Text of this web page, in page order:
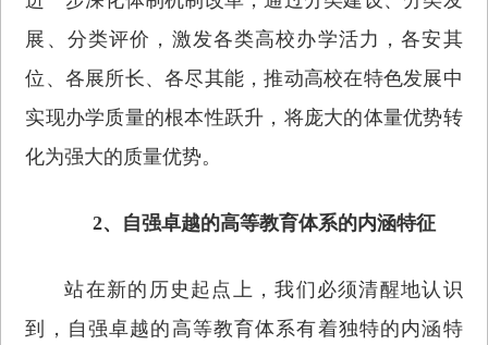
展、分类评价，激发各类高校办学活力，各安其
位、各展所长、各尽其能，推动高校在特色发展中
实现办学质量的根本性跃升，将庞大的体量优势转
化为强大的质量优势。
2、自强卓越的高等教育体系的内涵特征
站在新的历史起点上，我们必须清醒地认识
到，自强卓越的高等教育体系有着独特的内涵特